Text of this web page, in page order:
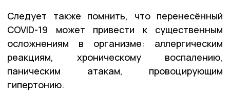
Следует также помнить, что перенесённый
COVID-19 может привести к существенным
осложнениям в организме: аллергическим
реакциям, хроническому воспалению,
паническим атакам, провоцирующим
гипертонию.